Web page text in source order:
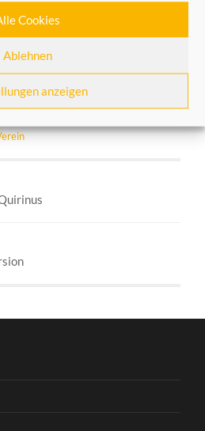
Cookies
Ablehnen
anzeigen
Neuss, Michaelstr.
Bus um 9.00 Uhr an der
Landestheater. Die Rückkehr